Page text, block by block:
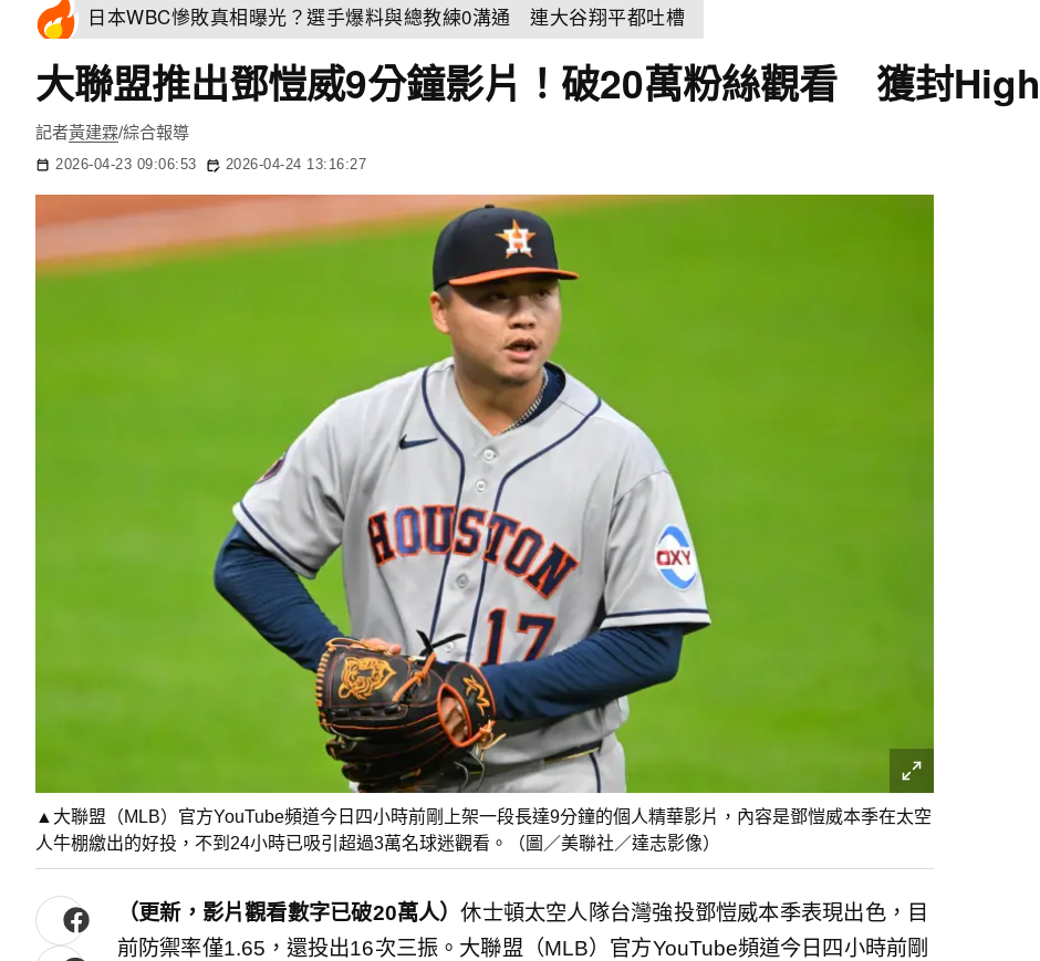
日本WBC慘敗真相曝光？選手爆料與總教練0溝通 連大谷翔平都吐槽
大聯盟推出鄧愷威9分鐘影片！破20萬粉絲觀看 獲封
記者黃建霖/綜合報導
2026-04-23 09:06:53 2026-04-24 13:16:27
▲大聯盟（MLB）官方YouTube頻道今日四小時前剛上架一段長達9分鐘的個人精華影片，內容是鄧愷威本季在太空
人牛棚繳出的好投，不到24小時已吸引超過3萬名球迷觀看。（圖／美聯社／達志影像）
（更新，影片觀看數字已破20萬人）休士頓太空人隊台灣強投鄧愷威本季表現出色，目
前防禦率僅1.65，還投出16次三振。大聯盟（MLB）官方YouTube頻道今日四小時前剛